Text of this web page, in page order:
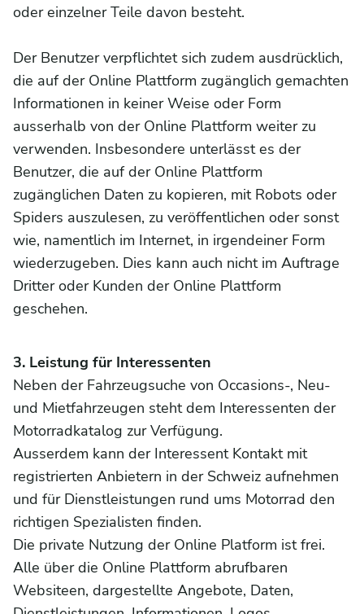
oder einzelner Teile davon besteht.
Der Benutzer verpflichtet sich zudem ausdrücklich,
die auf der Online Plattform zugänglich gemachten
Informationen in keiner Weise oder Form
ausserhalb von der Online Plattform weiter zu
verwenden. Insbesondere unterlässt es der
Benutzer, die auf der Online Plattform
zugänglichen Daten zu kopieren, mit Robots oder
Spiders auszulesen, zu veröffentlichen oder sonst
wie, namentlich im Internet, in irgendeiner Form
wiederzugeben. Dies kann auch nicht im Auftrage
Dritter oder Kunden der Online Plattform
geschehen.
3. Leistung für Interessenten
Neben der Fahrzeugsuche von Occasions-, Neu-
und Mietfahrzeugen steht dem Interessenten der
Motorradkatalog zur Verfügung.
Ausserdem kann der Interessent Kontakt mit
registrierten Anbietern in der Schweiz aufnehmen
und für Dienstleistungen rund ums Motorrad den
richtigen Spezialisten finden.
Die private Nutzung der Online Platform ist frei.
Alle über die Online Plattform abrufbaren
Websiteen, dargestellte Angebote, Daten,